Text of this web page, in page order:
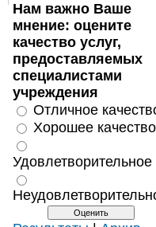
Нам важно Ваше
мнение: оцените
качество услуг,
предоставляемых
специалистами
учреждения
Отличное
Хорошее качество
Удовлетворительное